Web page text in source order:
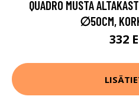
QUADRO MUSTA
∅50CM,
332